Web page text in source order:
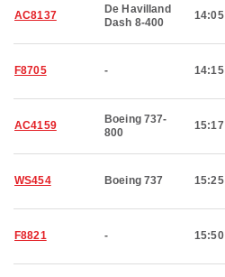
AC8137
De Havilland
Dash 8-400
14:05
F8705 - 14:15
AC4159
Boeing 737-
800
15:17
WS454 Boeing 737 15:25
F8821 - 15:50